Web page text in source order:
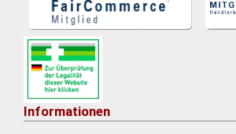
Informationen